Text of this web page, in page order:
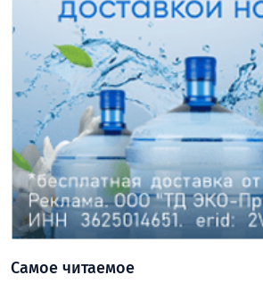
Самое читаемое